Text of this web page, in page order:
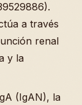
a través
renal
y la
(IgAN), la